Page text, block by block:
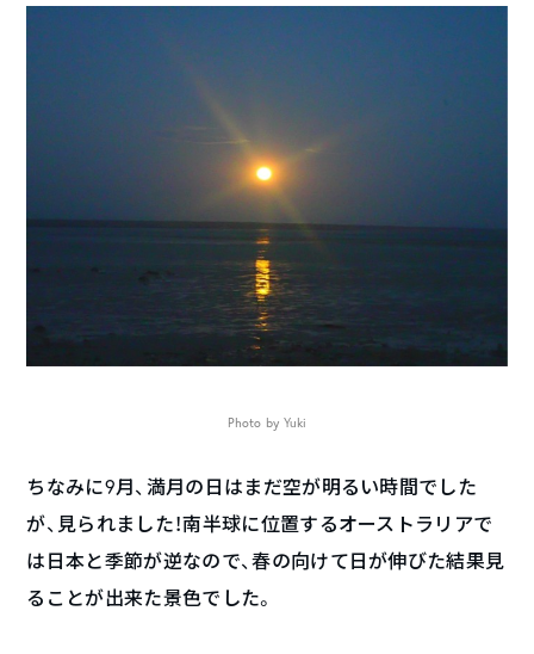
Photo by Yuki
ちなみに9月、満月の日はまだ空が明るい時間でした
が、見られました！南半球に位置するオーストラリアで
は日本と季節が逆なので、春の向けて日が伸びた結果見
ることが出来た景色でした。